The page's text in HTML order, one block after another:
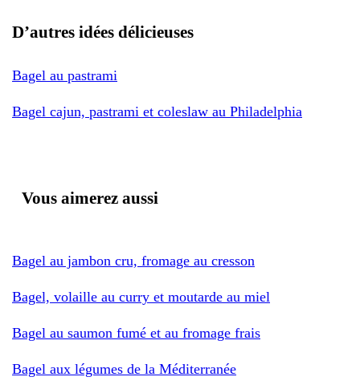
D’autres idées délicieuses
Bagel au pastrami
Bagel cajun, pastrami et coleslaw au Philadelphia
Vous aimerez aussi
Bagel au jambon cru, fromage au cresson
Bagel, volaille au curry et moutarde au miel
Bagel au saumon fumé et au fromage frais
Bagel aux légumes de la Méditerranée